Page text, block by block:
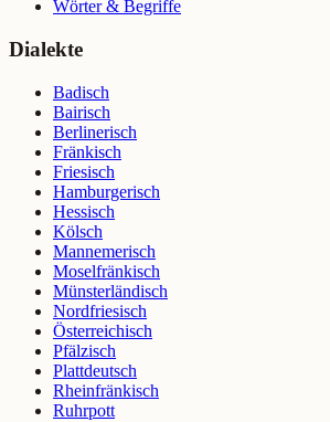
Wörter & Begriffe
Dialekte
Badisch
Bairisch
Berlinerisch
Fränkisch
Friesisch
Hamburgerisch
Hessisch
Kölsch
Mannemerisch
Moselfränkisch
Münsterländisch
Nordfriesisch
Österreichisch
Pfälzisch
Plattdeutsch
Rheinfränkisch
Ruhrpott